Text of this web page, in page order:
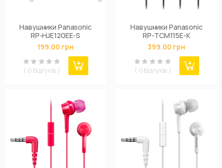
Навушники Panasonic
RP-HJE120EE-S
199.00 грн
( 0 Відгуків )
Навушники Panasonic
RP-TCM115E-K
399.00 грн
( 0 Відгуків )